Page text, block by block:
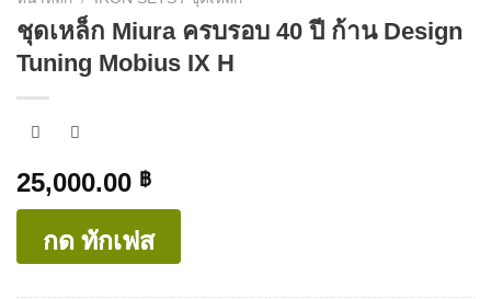
ชุดเหล็ก Miura ครบรอบ 40 ปี ก้าน Design
Tuning Mobius IX H
25,000.00 ฿
กด ทักเฟส